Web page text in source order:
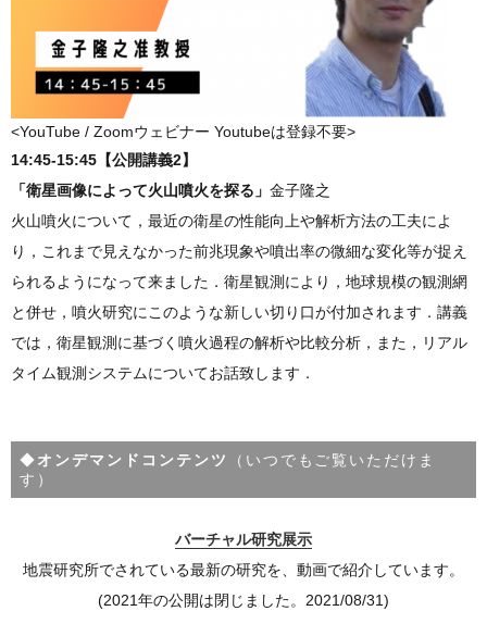
<YouTube / Zoomウェビナー Youtubeは登録不要>
14:45-15:45【公開講義2】
「衛星画像によって火山噴火を探る」 金子隆之
火山噴火について，最近の衛星の性能向上や解析方法の工夫によ
り，これまで見えなかった前兆現象や噴出率の微細な変化等が捉え
られるようになって来ました．衛星観測により，地球規模の観測網
と併せ，噴火研究にこのような新しい切り口が付加されます．講義
では，衛星観測に基づく噴火過程の解析や比較分析，また，リアル
タイム観測システムについてお話致します．
◆ オンデマンドコンテンツ
（いつでもご覧いただけま
す）
バーチャル研究展示
地震研究所でされている最新の研究を、動画で紹介しています。
(2021年の公開は閉じました。2021/08/31)